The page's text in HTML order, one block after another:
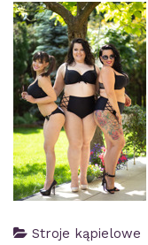
Stroje kąpielowe